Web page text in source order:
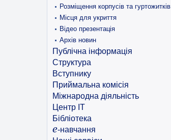
Розміщення корпусів та гуртожитків
Місця для укриття
Відео презентація
Архів новин
Публічна інформація
Структура
Вступнику
Приймальна комісія
Міжнародна діяльність
Центр ІТ
Бібліотека
e-навчання